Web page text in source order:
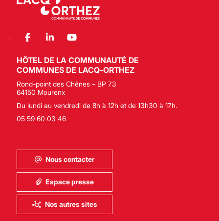
HÔTEL DE LA COMMUNAUTÉ DE
COMMUNES DE LACQ-ORTHEZ
Rond-point des Chênes – BP 73
64150 Mourenx
Du lundi au vendredi de 8h à 12h et de 13h30 à 17h.
05 59 60 03 46
Nous contacter
Espace presse
Nos autres sites